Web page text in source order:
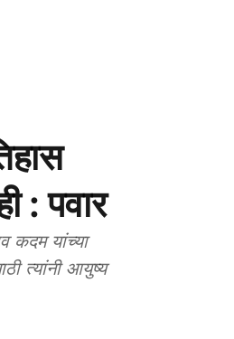
: पवार
कदम यांच्या
त्यांनी आयुष्य